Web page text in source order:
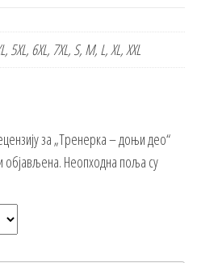
5XL, 6XL, 7XL, S, M, L, XL, XXL
за „Тренерка – доњи део“
објављена. Неопходна поља су